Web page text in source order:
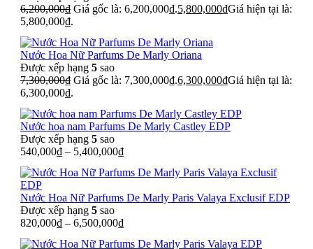
6,200,000₫ Giá gốc là: 6,200,000₫.5,800,000₫Giá hiện tại là:
5,800,000₫.
Nước Hoa Nữ Parfums De Marly Oriana
Được xếp hạng 5 sao
7,300,000₫ Giá gốc là: 7,300,000₫.6,300,000₫Giá hiện tại là:
6,300,000₫.
Nước hoa nam Parfums De Marly Castley EDP
Được xếp hạng 5 sao
540,000₫ – 5,400,000₫
Nước Hoa Nữ Parfums De Marly Paris Valaya Exclusif EDP
Được xếp hạng 5 sao
820,000₫ – 6,500,000₫